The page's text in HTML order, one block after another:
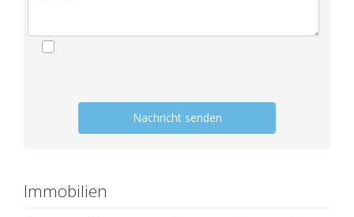
Nachricht senden
Immobilien